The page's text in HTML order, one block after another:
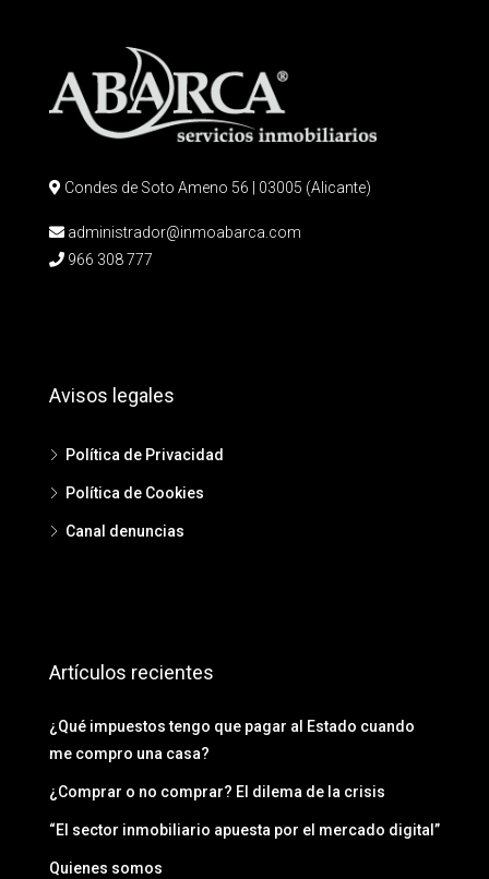
Condes de Soto Ameno 56 | 03005 (Alicante)
administrador@inmoabarca.com
966 308 777
Avisos legales
Política de Privacidad
Política de Cookies
Canal denuncias
Artículos recientes
¿Qué impuestos tengo que pagar al Estado cuando
me compro una casa?
¿Comprar o no comprar? El dilema de la crisis
“El sector inmobiliario apuesta por el mercado digital”
Quienes somos